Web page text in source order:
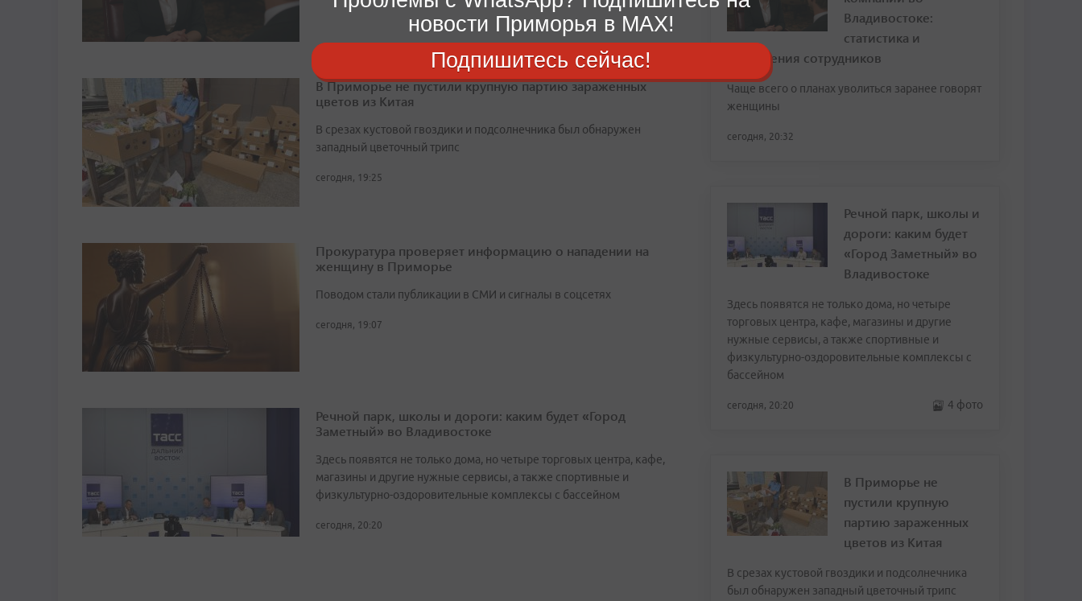
В Приморье не пустили крупную партию зараженных
цветов из Китая
В срезах кустовой гвоздики и подсолнечника был обнаружен
западный цветочный трипс
сегодня, 19:25
Прокуратура проверяет информацию о нападении на
женщину в Приморье
Поводом стали публикации в СМИ и сигналы в соцсетях
сегодня, 19:07
Речной парк, школы и дороги: каким будет «Город
Заметный» во Владивостоке
Здесь появятся не только дома, но четыре торговых центра, кафе,
магазины и другие нужные сервисы, а также спортивные и
физкультурно-оздоровительные комплексы с бассейном
сегодня, 20:20
Владивостоке:
статистика и
откровения сотрудников
Чаще всего о планах уволиться заранее говорят
женщины
сегодня, 20:32
Речной парк, школы и
дороги: каким будет
«Город Заметный» во
Владивостоке
Здесь появятся не только дома, но четыре
торговых центра, кафе, магазины и другие
нужные сервисы, а также спортивные и
физкультурно-оздоровительные комплексы с
бассейном
сегодня, 20:20 4 фото
В Приморье не
пустили крупную
партию зараженных
цветов из Китая
В срезах кустовой гвоздики и подсолнечника
был обнаружен западный цветочный трипс
новости Приморья в MAX!
Подпишитесь сейчас!